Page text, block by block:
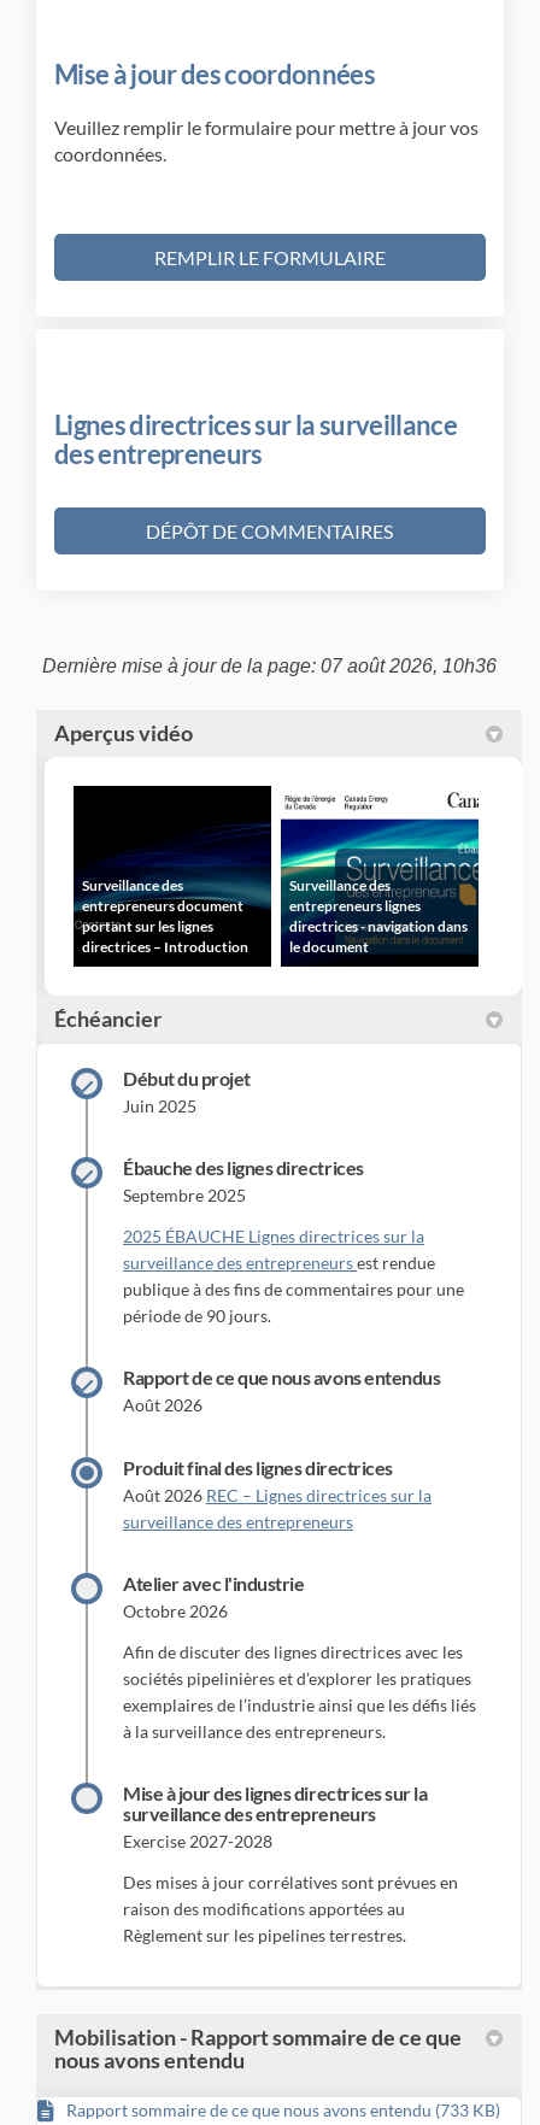
Mise à jour des coordonnées
Veuillez remplir le formulaire pour mettre à jour vos
coordonnées.
REMPLIR LE FORMULAIRE
Lignes directrices sur la surveillance
des entrepreneurs
DÉPÔT DE COMMENTAIRES
Dernière mise à jour de la page: 07 août 2026, 10h36
Aperçus vidéo
Surveillance des
entrepreneurs document
portant sur les lignes
directrices – Introduction
Surveillance des
entrepreneurs lignes
directrices - navigation dans
le document
Échéancier
Début du projet
Juin 2025
Ébauche des lignes directrices
Septembre 2025
2025 ÉBAUCHE Lignes directrices sur la
surveillance des entrepreneursest rendue
publique à des fins de commentaires pour une
période de 90 jours.
Rapport de ce que nous avons entendus
Août 2026
Produit final des lignes directrices
Août 2026 REC – Lignes directrices sur la
surveillance des entrepreneurs(Liens externes)
Atelier avec l'industrie
Octobre 2026
Afin de discuter des lignes directrices avec les
sociétés pipelinières et d’explorer les pratiques
exemplaires de l’industrie ainsi que les défis liés
à la surveillance des entrepreneurs.
Mise à jour des lignes directrices sur la
surveillance des entrepreneurs
Exercise 2027-2028
Des mises à jour corrélatives sont prévues en
raison des modifications apportées au
Règlement sur les pipelines terrestres.
Mobilisation - Rapport sommaire de ce que
nous avons entendu
Rapport sommaire de ce que nous avons entendu (733 KB)